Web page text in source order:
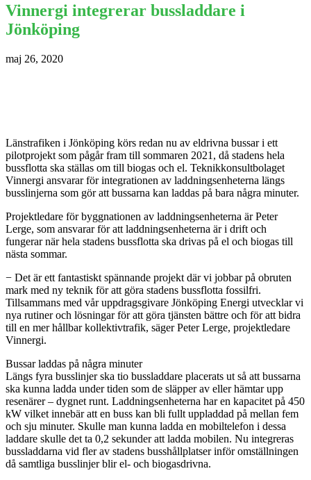
Vinnergi integrerar bussladdare i
Jönköping
maj 26, 2020
Länstrafiken i Jönköping körs redan nu av eldrivna bussar i ett
pilotprojekt som pågår fram till sommaren 2021, då stadens hela
bussflotta ska ställas om till biogas och el. Teknikkonsultbolaget
Vinnergi ansvarar för integrationen av laddningsenheterna längs
busslinjerna som gör att bussarna kan laddas på bara några minuter.
Projektledare för byggnationen av laddningsenheterna är Peter
Lerge, som ansvarar för att laddningsenheterna är i drift och
fungerar när hela stadens bussflotta ska drivas på el och biogas till
nästa sommar.
− Det är ett fantastiskt spännande projekt där vi jobbar på obruten
mark med ny teknik för att göra stadens bussflotta fossilfri.
Tillsammans med vår uppdragsgivare Jönköping Energi utvecklar vi
nya rutiner och lösningar för att göra tjänsten bättre och för att bidra
till en mer hållbar kollektivtrafik, säger Peter Lerge, projektledare
Vinnergi.
Bussar laddas på några minuter
Längs fyra busslinjer ska tio bussladdare placerats ut så att bussarna
ska kunna ladda under tiden som de släpper av eller hämtar upp
resenärer – dygnet runt. Laddningsenheterna har en kapacitet på 450
kW vilket innebär att en buss kan bli fullt uppladdad på mellan fem
och sju minuter. Skulle man kunna ladda en mobiltelefon i dessa
laddare skulle det ta 0,2 sekunder att ladda mobilen. Nu integreras
bussladdarna vid fler av stadens busshållplatser inför omställningen
då samtliga busslinjer blir el- och biogasdrivna.